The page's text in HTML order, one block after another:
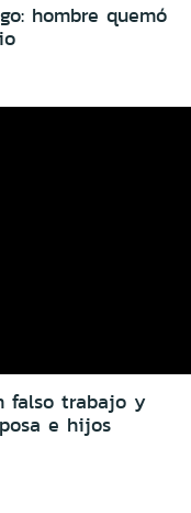
hombre quemó
falso trabajo y
e hijos